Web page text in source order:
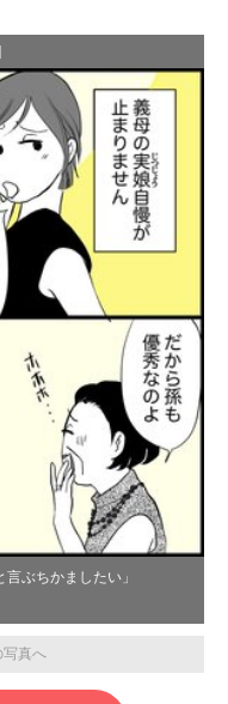
ぶちかましたい」
写真へ